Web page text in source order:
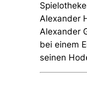
Alexander
Alexander
bei einem
seinen